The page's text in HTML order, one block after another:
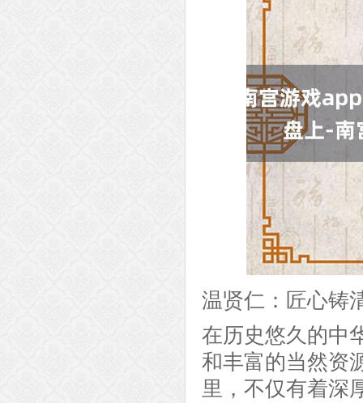
温贤仁：匠心铸
在历史悠久的中
和丰富的当然资
里，不仅有着深